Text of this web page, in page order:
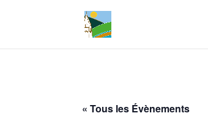
« Tous les Évènements